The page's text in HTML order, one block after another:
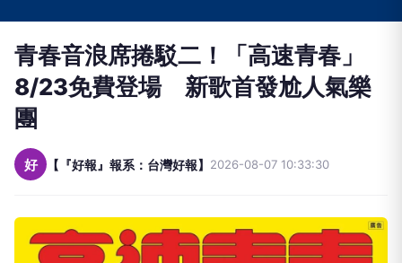
青春音浪席捲駁二！「高速青春」
8/23免費登場 新歌首發尬人氣樂
團
好 【『好報』報系：台灣好報】 2026-08-07 10:33:30